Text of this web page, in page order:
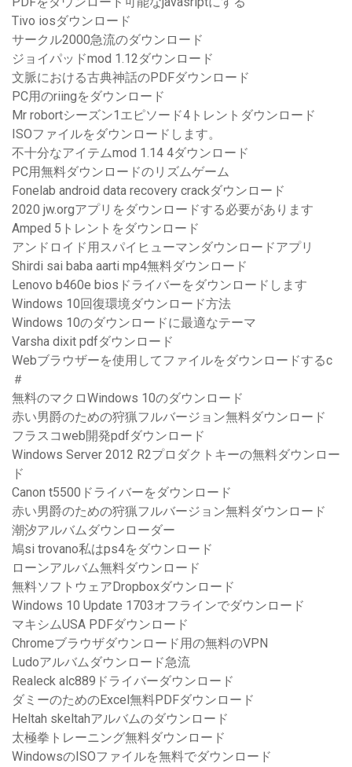
Tivo iosダウンロード
サークル2000急流のダウンロード
ジョイパッドmod 1.12ダウンロード
文脈における古典神話のPDFダウンロード
PC用のriingをダウンロード
Mr robortシーズン1エピソード4トレントダウンロード
ISOファイルをダウンロードします。
不十分なアイテムmod 1.14 4ダウンロード
PC用無料ダウンロードのリズムゲーム
Fonelab android data recovery crackダウンロード
2020 jw.orgアプリをダウンロードする必要があります
Amped 5トレントをダウンロード
アンドロイド用スパイヒューマンダウンロードアプリ
Shirdi sai baba aarti mp4無料ダウンロード
Lenovo b460e biosドライバーをダウンロードします
Windows 10回復環境ダウンロード方法
Windows 10のダウンロードに最適なテーマ
Varsha dixit pdfダウンロード
Webブラウザーを使用してファイルをダウンロードするc
＃
無料のマクロWindows 10のダウンロード
赤い男爵のための狩猟フルバージョン無料ダウンロード
フラスコweb開発pdfダウンロード
Windows Server 2012 R2プロダクトキーの無料ダウンロー
ド
Canon t5500ドライバーをダウンロード
赤い男爵のための狩猟フルバージョン無料ダウンロード
潮汐アルバムダウンローダー
鳩si trovano私はps4をダウンロード
ローンアルバム無料ダウンロード
無料ソフトウェアDropboxダウンロード
Windows 10 Update 1703オフラインでダウンロード
マキシムUSA PDFダウンロード
Chromeブラウザダウンロード用の無料のVPN
Ludoアルバムダウンロード急流
Realeck alc889ドライバーダウンロード
ダミーのためのExcel無料PDFダウンロード
Heltah skeltahアルバムのダウンロード
太極拳トレーニング無料ダウンロード
WindowsのISOファイルを無料でダウンロード